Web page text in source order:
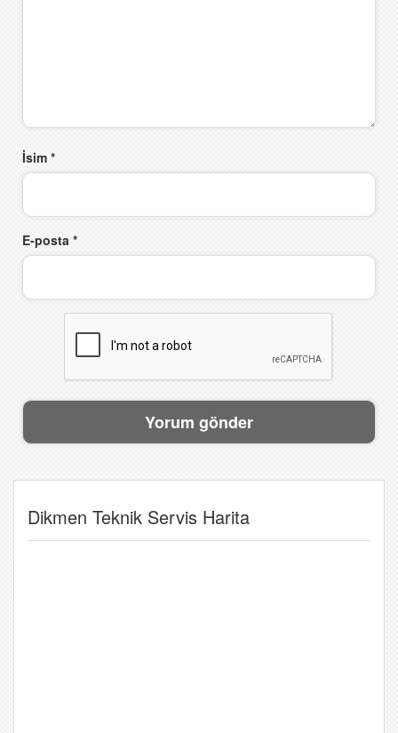
İsim *
E-posta *
Dikmen Teknik Servis Harita